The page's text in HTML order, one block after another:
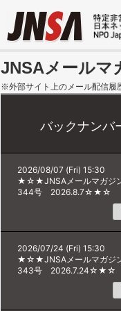
JNSAメールマ
※外部サイト上のメール配信履